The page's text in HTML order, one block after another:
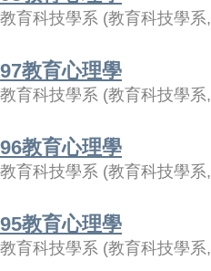
教育科技學系 (教育科技學系,
97教育心理學
教育科技學系 (教育科技學系,
96教育心理學
教育科技學系 (教育科技學系,
95教育心理學
教育科技學系 (教育科技學系,